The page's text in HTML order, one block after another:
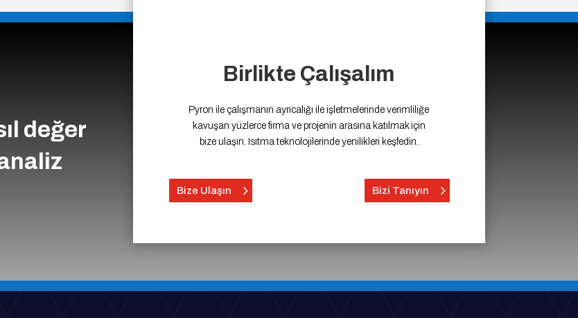
değer
Birlikte Çalışalım
Pyron ile çalışmanın ayrıcalığı ile işletmelerinde verimliliğe
kavuşan yüzlerce firma ve projenin arasına katılmak için
bize ulaşın. Isıtma teknolojilerinde yenilikleri keşfedin.
Bize Ulaşın Bizi Tanıyın